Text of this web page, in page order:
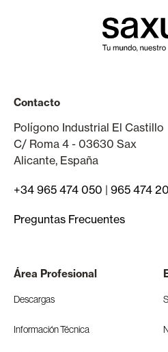
Contacto
Polígono Industrial El Castillo
C/ Roma 4 - 03630 Sax
Alicante, España
+34 965 474 050 | 965 474
Preguntas Frecuentes
Área Profesional
Descargas
Información Técnica